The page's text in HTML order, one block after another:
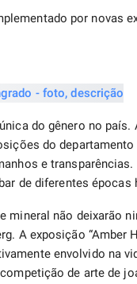
por novas
do gênero no
do
e
de diferentes épocas
não deixarão
A exposição “Amber
envolvido na
de arte de